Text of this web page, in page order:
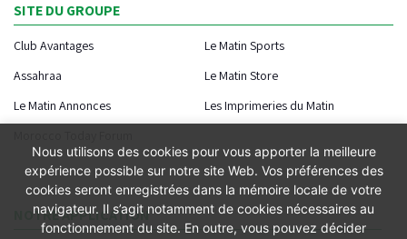
SITE DU GROUPE
Club Avantages
Le Matin Sports
Assahraa
Le Matin Store
Le Matin Annonces
Les Imprimeries du Matin
NOTRE APPLICATION
Nous utilisons des cookies pour vous apporter la meilleure
expérience possible sur notre site Web. Vos préférences des
cookies seront enregistrées dans la mémoire locale de votre
navigateur. Il s’agit notamment de cookies nécessaires au
fonctionnement du site. En outre, vous pouvez décider